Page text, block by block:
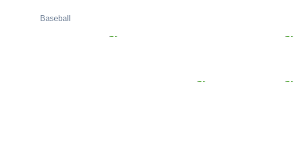
Baseball